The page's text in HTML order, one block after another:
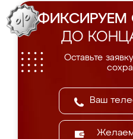
ФИКСИРУЕМ
ДО
Оставьте